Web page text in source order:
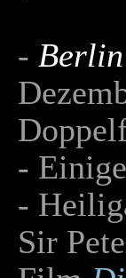
-
-
-
Sir